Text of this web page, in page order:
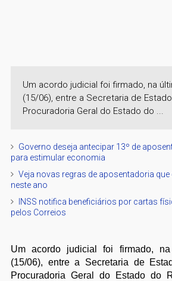
Um acordo judicial foi firmado, na
(15/06), entre a Secretaria de
Procuradoria Geral do Estado do ...
Governo deseja antecipar 13º de
para estimular economia
Veja novas regras de aposentadoria
neste ano
INSS notifica beneficiários por cartas
pelos Correios
Um acordo judicial foi firmado, na
(15/06), entre a Secretaria de
Procuradoria Geral do Estado do